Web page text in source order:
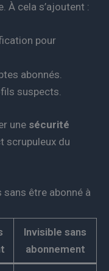
À cela s’ajoutent :
pour
abonnés.
suspects.
une sécurité
scrupuleux du
être abonné à
Invisible sans
abonnement